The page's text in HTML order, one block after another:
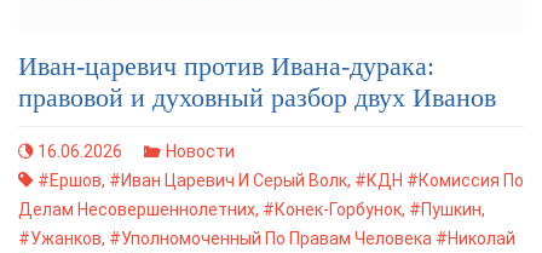
Иван-царевич против Ивана-дурака:
правовой и духовный разбор двух Иванов
16.06.2026
Новости
#Ершов, #Иван Царевич И Серый Волк, #КДН #Комиссия По
Делам Несовершеннолетних, #Конек-Горбунок, #Пушкин,
#Ужанков, #Уполномоченный По Правам Человека #Николай